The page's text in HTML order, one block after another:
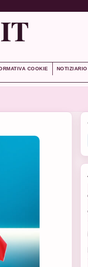
COOKIE NOTIZIARIO